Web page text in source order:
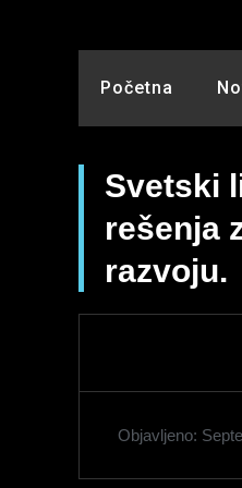
Početna
Svetski
rešenja
razvoju.
Objavljeno: